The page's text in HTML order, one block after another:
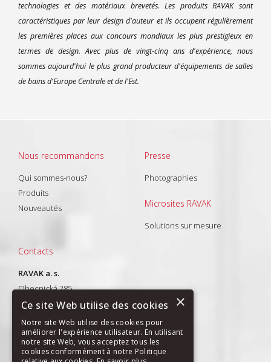
technologies et des matériaux brevetés. Les produits RAVAK sont
caractéristiques par leur design d'auteur et ils occupent régulièrement
les premières places aux concours mondiaux les plus prestigieux en
termes de design. Avec plus de vingt-cinq ans d'expérience, nous
sommes aujourd'hui le plus grand producteur d'équipements de salles
de bains d'Europe Centrale et de l'Est.
Nous recommandons
Qui sommes-nous?
Produits
Nouveautés
Presse
Photographies
Microsites RAVAK
Solutions sur mesure
Contacts
RAVAK a. s.
Obecnická 285
261 01 Příbram I
T: +420 318 427 288
E-mail:export@ravak.com
×
Ce site Web utilise des cookies
Notre site Web utilise des cookies pour
améliorer l'expérience utilisateur. En utilisant
notre site Web, vous acceptez tous les
cookies conformément à notre Politique